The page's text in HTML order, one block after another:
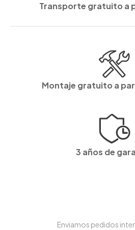
Transporte gratuito a
Montaje gratuito a
3 años de
Enviamos pedidos